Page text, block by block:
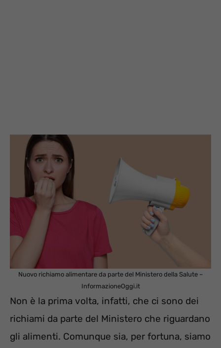
Nuovo richiamo alimentare da parte del Ministero della Salute –
InformazioneOggi.it
Non è la prima volta, infatti, che ci sono dei
richiami da parte del Ministero che riguardano
gli alimenti. Comunque sia, per fortuna, siamo